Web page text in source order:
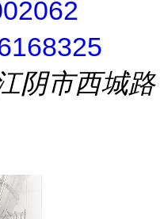
阴市西城路